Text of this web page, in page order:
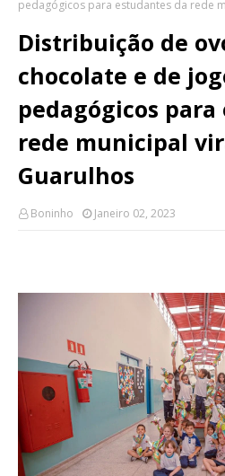
pedagógicos para estudantes da rede
Distribuição de
chocolate e de
pedagógicos
rede municipal
Guarulhos
Boninho Janeiro 02, 2023